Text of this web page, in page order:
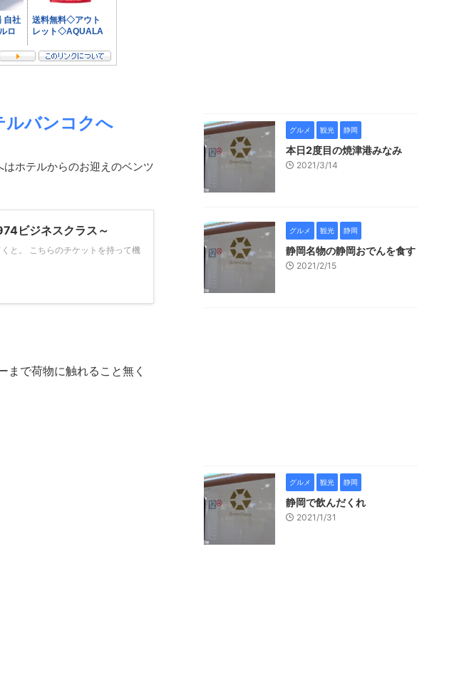
ルバンコクへ
ホテルからのお迎えのベンツ
ビジネスクラス～
と。 こちらのチケットを持って機
で荷物に触れること無く
グルメ 観光 静岡
本日2度目の焼津港みなみ
2021/3/14
グルメ 観光 静岡
静岡名物の静岡おでんを食す
2021/2/15
グルメ 観光 静岡
静岡で飲んだくれ
2021/1/31